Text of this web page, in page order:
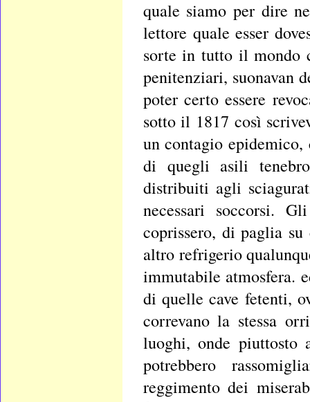
quale siamo per dire
lettore quale esser
sorte in tutto il mondo
penitenziari, suonavan
poter certo essere
sotto il 1817 così
un contagio
di quegli asili
distribuiti agli
necessari soccorsi.
coprissero, di paglia
altro refrigerio
immutabile atmosfera.
di quelle cave fetenti,
correvano la stessa
luoghi, onde piuttosto
potrebbero
reggimento dei